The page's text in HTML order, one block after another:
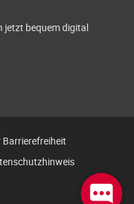
jetzt bequem digital